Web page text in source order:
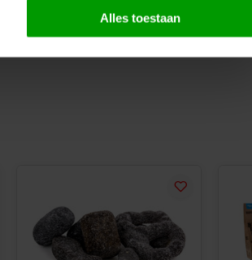
Alles toestaan